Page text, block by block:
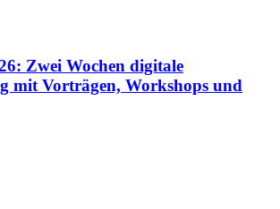
Zwei Wochen digitale
mit Vorträgen, Workshops und